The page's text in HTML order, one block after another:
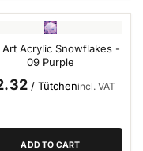
Art Acrylic Snowflakes -
09 Purple
/ Tütchenincl. VAT
ADD TO CART